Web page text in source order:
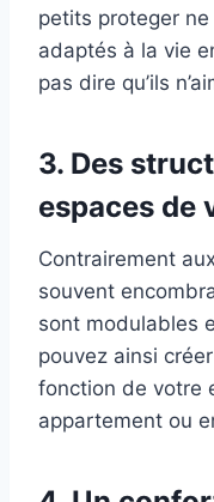
petits proteger
adaptés à la vie
pas dire qu’ils
3. Des
espaces de
Contrairement
souvent
sont modulables
pouvez ainsi
fonction de votre
appartement ou